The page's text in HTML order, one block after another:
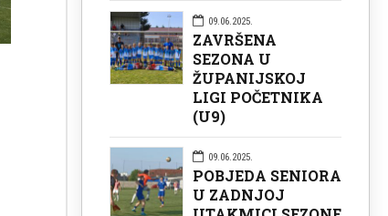
09.06.2025.
ZAVRŠENA
SEZONA U
ŽUPANIJSKOJ
LIGI POČETNIKA
(U9)
09.06.2025.
POBJEDA SENIORA
U ZADNJOJ